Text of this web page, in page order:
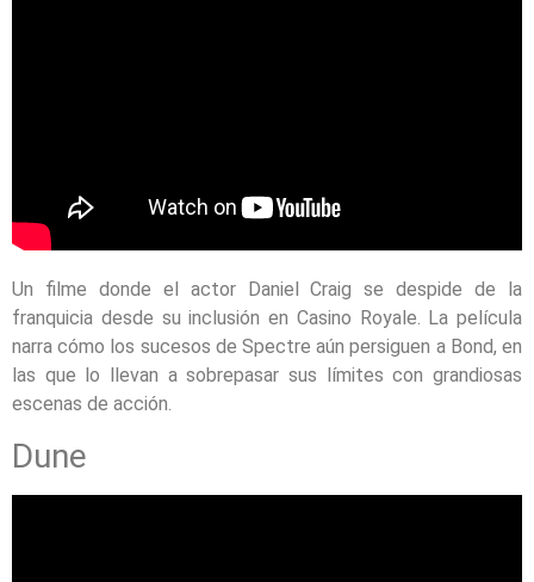
Un filme donde el actor Daniel Craig se despide de la
franquicia desde su inclusión en Casino Royale. La película
narra cómo los sucesos de Spectre aún persiguen a Bond, en
las que lo llevan a sobrepasar sus límites con grandiosas
escenas de acción.
Dune